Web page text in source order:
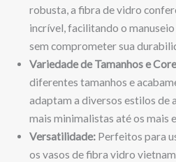
robusta, a fibra de vidro
incrível, facilitando o
sem comprometer sua
Variedade de Tamanhos e
diferentes tamanhos e
adaptam a diversos estilos de
mais minimalistas até os mais
Versatilidade: Perfeitos para
os vasos de fibra vidro